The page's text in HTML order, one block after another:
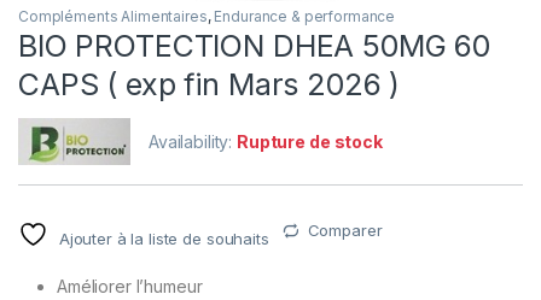
Compléments Alimentaires, Endurance & performance
BIO PROTECTION DHEA 50MG 60
CAPS ( exp fin Mars 2026 )
Availability: Rupture de stock
Ajouter à la liste de souhaits Comparer
Améliorer l’humeur